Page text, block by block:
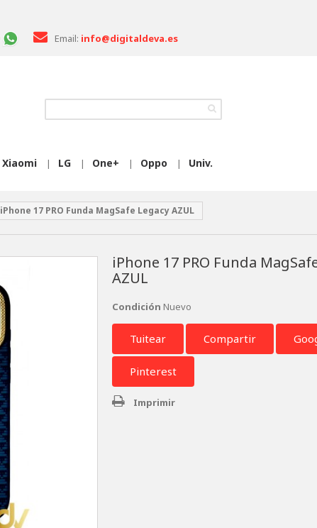
Email: info@digitaldeva.es
Xiaomi | LG | One+ | Oppo | Univ.
iPhone 17 PRO Funda MagSafe Legacy AZUL
iPhone 17 PRO Funda
AZUL
Condición Nuevo
Tuitear Compartir
Pinterest
Imprimir